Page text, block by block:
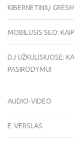
KIBERNETINIŲ
MOBILUSIS SEO:
DJ UŽKULISIUOSE:
PASIRODYMUI
AUDIO-VIDEO
E-VERSLAS